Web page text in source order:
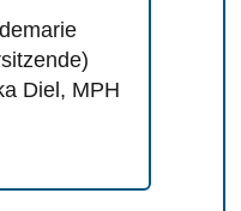
Diel, MPH